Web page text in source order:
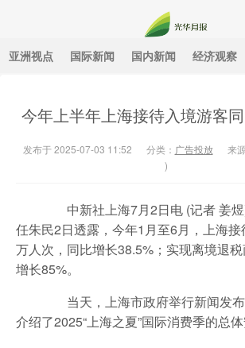
光华月报
亚洲视点 国际新闻 国内新闻 经济观察
今年上半年上海接待入境游客
发布于 2025-07-03 11:52 分类： 广告投放 来
)
中新社上海7月2日电 (记者 姜煜
任朱民2日透露，今年1月至6月，上海
万人次，同比增长38.5%；实现离境退
增长85%。
当天，上海市政府举行新闻发布
介绍了2025“上海之夏”国际消费季的总体